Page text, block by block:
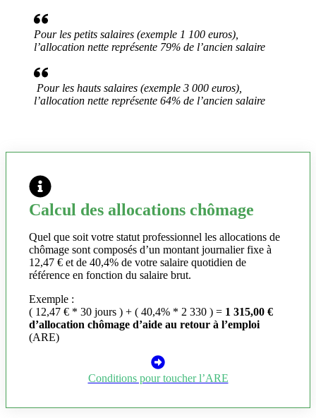
Pour les petits salaires (exemple 1 100 euros),
l’allocation nette représente 79% de l’ancien salaire
Pour les hauts salaires (exemple 3 000 euros),
l’allocation nette représente 64% de l’ancien salaire
Calcul des allocations chômage
Quel que soit votre statut professionnel les allocations de
chômage sont composés d’un montant journalier fixe à
12,47 € et de 40,4% de votre salaire quotidien de
référence en fonction du salaire brut.
Exemple :
( 12,47 € * 30 jours ) + ( 40,4% * 2 330 ) = 1 315,00 €
d’allocation chômage d’aide au retour à l’emploi
(ARE)
Conditions pour toucher l’ARE